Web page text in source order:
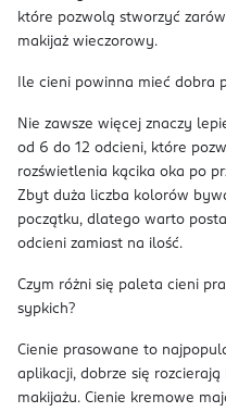
które pozwolą stworzyć
makijaż wieczorowy.
Ile cieni powinna mieć dobra
Nie zawsze więcej znaczy
od 6 do 12 odcieni, które
rozświetlenia kącika oka po
Zbyt duża liczba kolorów
początku, dlatego warto
odcieni zamiast na ilość.
Czym różni się paleta cieni
sypkich?
Cienie prasowane to
aplikacji, dobrze się
makijażu. Cienie kremowe